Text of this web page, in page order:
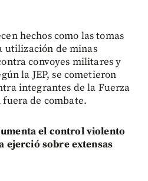
hechos como las tomas
utilización de minas
convoyes militares y
la JEP, se cometieron
integrantes de la Fuerza
fuera de combate.
el control violento
ejerció sobre extensas